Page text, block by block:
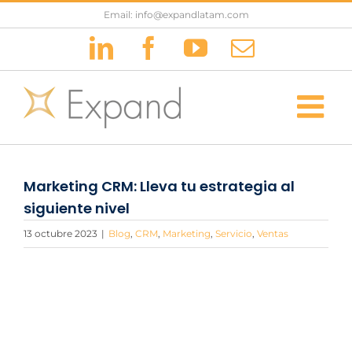
Email: info@expandlatam.com
LinkedInFacebook
YouTubeCorreo
Marketing CRM: Lleva tu estrategia al
siguiente nivel
13 octubre 2023 | Blog, CRM, Marketing, Servicio, Ventas